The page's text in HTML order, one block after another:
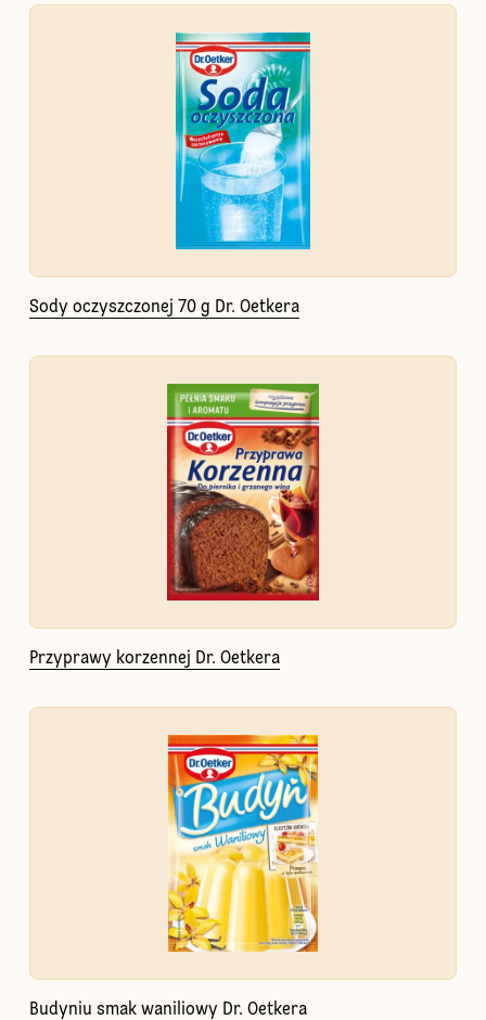
Sody oczyszczonej 70 g Dr. Oetkera
Przyprawy korzennej Dr. Oetkera
Budyniu smak waniliowy Dr. Oetkera